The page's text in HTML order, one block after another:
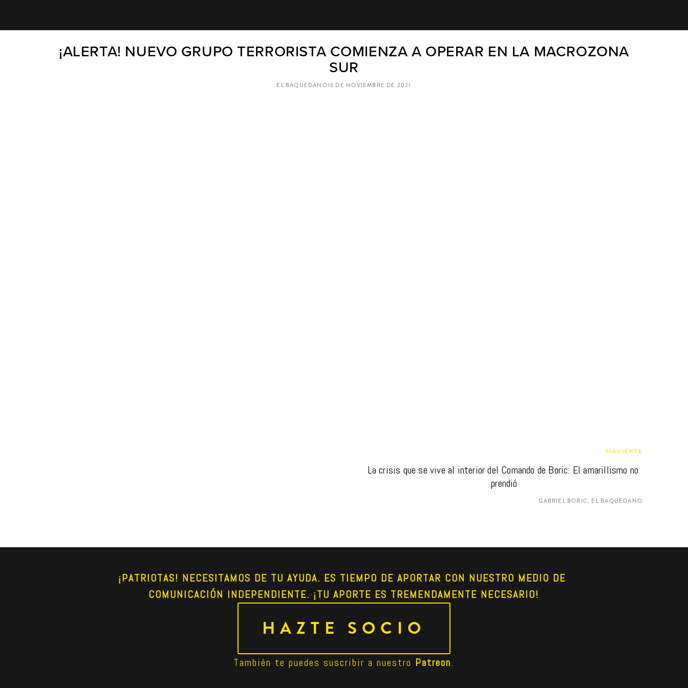
¡ALERTA! NUEVO GRUPO TERRORISTA COMIENZA A OPERAR EN LA MACROZONA
SUR
EL BAQUEDANO16 DE NOVIEMBRE DE 2021
SIGUIENTE
La crisis que se vive al interior del Comando de Boric: El amarillismo no
prendió
GABRIEL BORIC, EL BAQUEDANO
¡PATRIOTAS! NECESITAMOS DE TU AYUDA. ES TIEMPO DE APORTAR CON NUESTRO MEDIO DE
COMUNICACIÓN INDEPENDIENTE. ¡TU APORTE ES TREMENDAMENTE NECESARIO!
HAZTE SOCIO
También te puedes suscribir a nuestro Patreon.